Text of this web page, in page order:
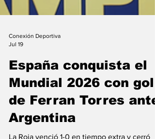
Jul 19
España conquista el
Mundial 2026 con gol
de Ferran Torres ante